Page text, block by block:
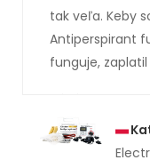
tak veľa. Keby
Antiperspirant
funguje,